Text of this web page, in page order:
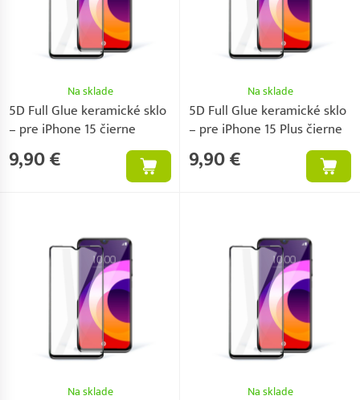
Na sklade
5D Full Glue keramické sklo
– pre iPhone 15 čierne
9,90 €
Na sklade
5D Full Glue keramické sklo
– pre iPhone 15 Plus čierne
9,90 €
Na sklade Na sklade